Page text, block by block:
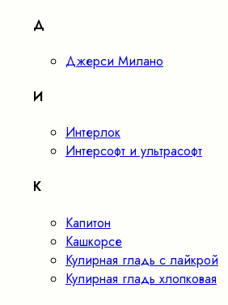
Д
Джерси Милано
И
Интерлок
Интерсофт и ультрасофт
К
Капитон
Кашкорсе
Кулирная гладь с лайкрой
Кулирная гладь хлопковая